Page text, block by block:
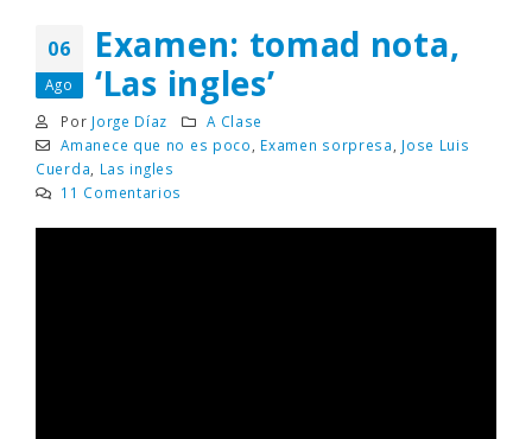
06
Ago
Examen: tomad nota,
‘Las ingles’
Por Jorge Díaz
A Clase
Amanece que no es poco
Examen sorpresa
Jose Luis
Cuerda
Las ingles
11 Comentarios